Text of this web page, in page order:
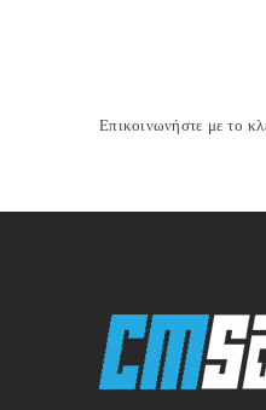
Επικοινωνήστε με το